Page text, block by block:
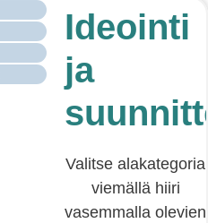
Ideointi
ja
Valitse alakategoria
viemällä hiiri
vasemmalla olevien